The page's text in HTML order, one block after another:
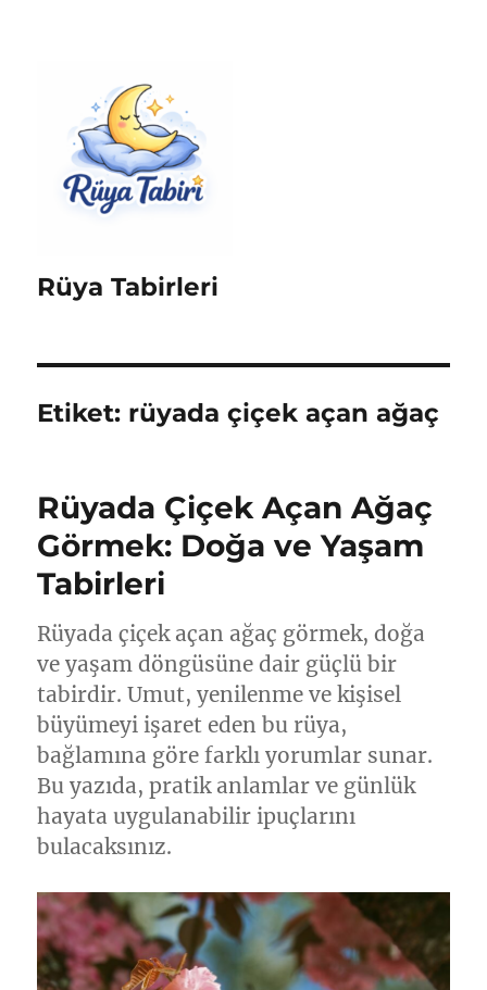
Rüya Tabirleri
Etiket: rüyada çiçek açan ağaç
Rüyada Çiçek Açan Ağaç
Görmek: Doğa ve Yaşam
Tabirleri
Rüyada çiçek açan ağaç görmek, doğa
ve yaşam döngüsüne dair güçlü bir
tabirdir. Umut, yenilenme ve kişisel
büyümeyi işaret eden bu rüya,
bağlamına göre farklı yorumlar sunar.
Bu yazıda, pratik anlamlar ve günlük
hayata uygulanabilir ipuçlarını
bulacaksınız.